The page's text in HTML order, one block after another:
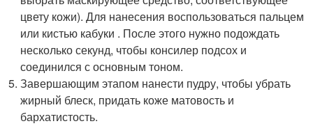
цвету кожи). Для нанесения воспользоваться пальцем
или кистью кабуки . После этого нужно подождать
несколько секунд, чтобы консилер подсох и
соединился с основным тоном.
Завершающим этапом нанести пудру, чтобы убрать
жирный блеск, придать коже матовость и
бархатистость.